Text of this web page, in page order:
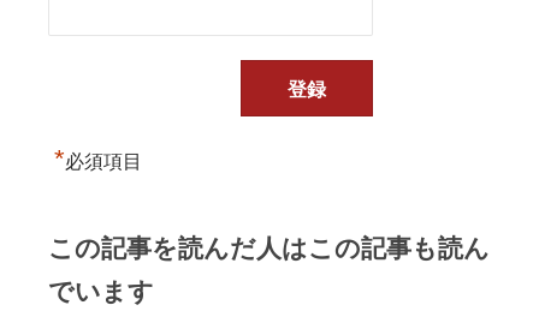
*必須項目
この記事を読んだ人はこの記事も読ん
でいます